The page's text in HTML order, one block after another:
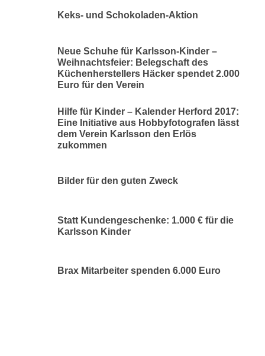
Keks- und Schokoladen-Aktion
Neue Schuhe für Karlsson-Kinder –
Weihnachtsfeier: Belegschaft des
Küchenherstellers Häcker spendet 2.000
Euro für den Verein
Hilfe für Kinder – Kalender Herford 2017:
Eine Initiative aus Hobbyfotografen lässt
dem Verein Karlsson den Erlös
zukommen
Bilder für den guten Zweck
Statt Kundengeschenke: 1.000 € für die
Karlsson Kinder
Brax Mitarbeiter spenden 6.000 Euro